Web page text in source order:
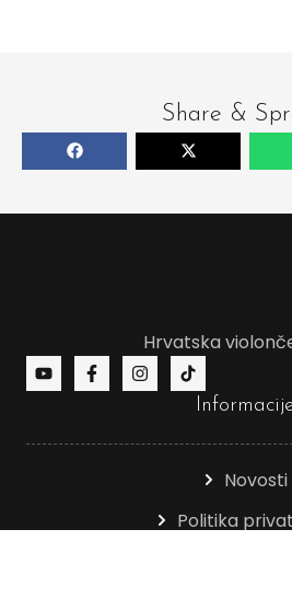
Share &
Hrvatska
Novosti
Politika